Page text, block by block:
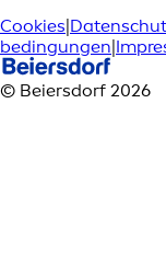
Cookies|
bedingungen|
© Beiersdorf 2026